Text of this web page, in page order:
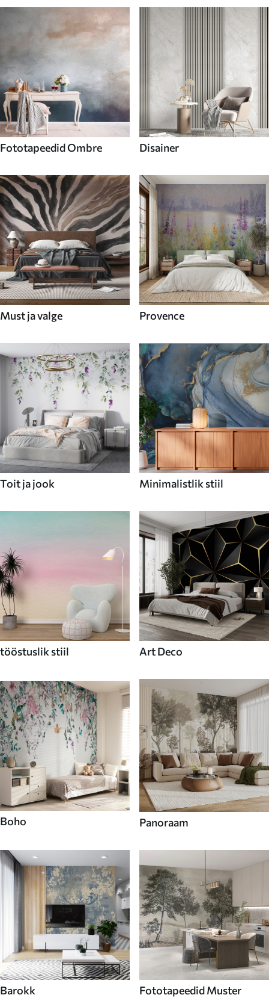
Fototapeedid Ombre Disainer
Must ja valge Provence
Toit ja jook Minimalistlik stiil
tööstuslik stiil Art Deco
Boho Panoraam
Barokk Fototapeedid Muster